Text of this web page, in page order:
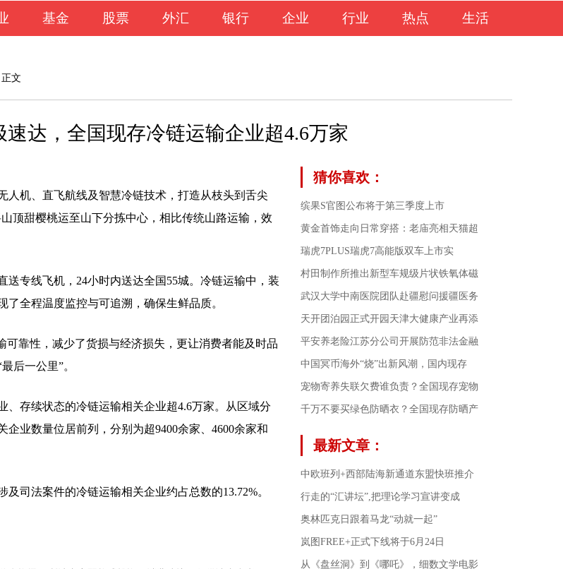
基金 股票 外汇 银行 企业 行业 热点 生活
文
达，全国现存冷链运输企业超4.6万家
人机、直飞航线及智慧冷链技术，打造从枝头到舌尖
顶甜樱桃运至山下分拣中心，相比传统山路运输，效
专线飞机，24小时内送达全国55城。冷链运输中，装
全程温度监控与可追溯，确保生鲜品质。
可靠性，减少了货损与经济损失，更让消费者能及时品
后一公里”。
、存续状态的冷链运输相关企业超4.6万家。从区域分
业数量位居前列，分别为超9400余家、4600余家和
司法案件的冷链运输相关企业约占总数的13.72%。
猜你喜欢：
缤果S官图公布将于第三季度上市
黄金首饰走向日常穿搭：老庙亮相天猫超
瑞虎7PLUS瑞虎7高能版双车上市实
村田制作所推出新型车规级片状铁氧体磁
武汉大学中南医院团队赴疆慰问援疆医务
天开团泊园正式开园天津大健康产业再添
平安养老险江苏分公司开展防范非法金融
中国冥币海外“烧”出新风潮，国内现存
宠物寄养失联欠费谁负责？全国现存宠物
千万不要买绿色防晒衣？全国现存防晒产
最新文章：
中欧班列+西部陆海新通道东盟快班推介
行走的“汇讲坛”,把理论学习宣讲变成
奥林匹克日跟着马龙“动就一起”
岚图FREE+正式下线将于6月24日
从《盘丝洞》到《哪吒》，细数文学电影